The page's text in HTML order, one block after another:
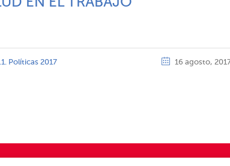
16 agosto,
Políticas 2017